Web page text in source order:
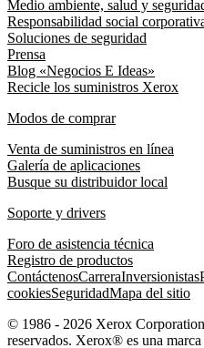
Medio ambiente, salud y
Responsabilidad social
Soluciones de seguridad
Prensa
Blog «Negocios E Ideas»
Recicle los suministros Xerox
Modos de comprar
Venta de suministros en línea
Galería de aplicaciones
Busque su distribuidor local
Soporte y drivers
Foro de asistencia técnica
Registro de productos
ContáctenosCarreraInversionistas
cookiesSeguridadMapa del sitio
© 1986 - 2026 Xerox
reservados. Xerox® es una